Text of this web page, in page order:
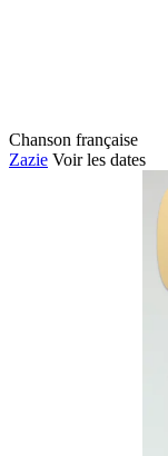
Chanson française
Zazie Voir les dates